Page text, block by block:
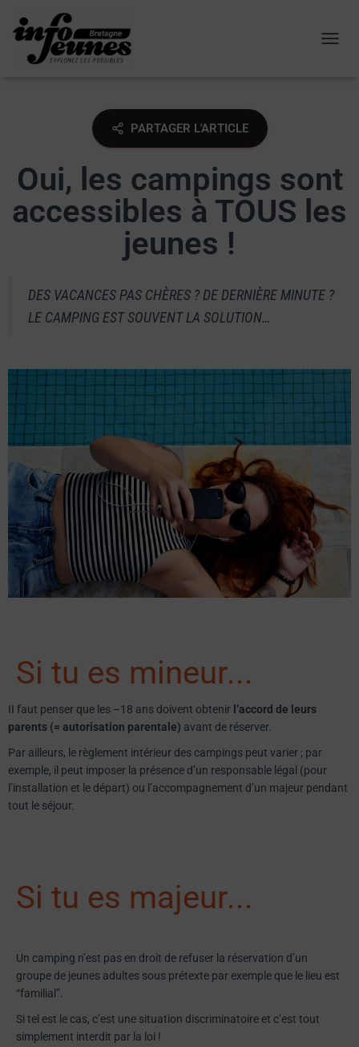
PARTAGER L'ARTICLE
Oui, les campings sont
accessibles à TOUS les
jeunes !
DES VACANCES PAS CHÈRES ? DE DERNIÈRE MINUTE ?
LE CAMPING EST SOUVENT LA SOLUTION…
Si tu es mineur...
II faut penser que les –18 ans doivent obtenir l’accord de leurs
parents (= autorisation parentale) avant de réserver.
Par ailleurs, le règlement intérieur des campings peut varier ; par
exemple, il peut imposer la présence d’un responsable légal (pour
l’installation et le départ) ou l’accompagnement d’un majeur pendant
tout le séjour.
Si tu es majeur...
Un camping n’est pas en droit de refuser la réservation d’un
groupe de jeunes adultes sous prétexte par exemple que le lieu est
“familial”.
Si tel est le cas, c’est une situation discriminatoire et c’est tout
simplement interdit par la loi !